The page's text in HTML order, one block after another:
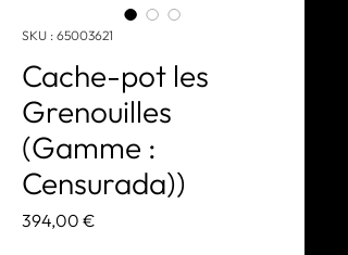
SKU : 65003621
Cache-pot les
Grenouilles
(Gamme :
Censurada))
394,00 €